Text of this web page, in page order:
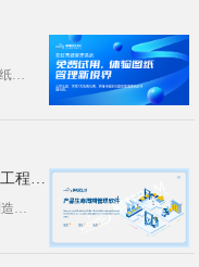
图纸管理流程标准化 从设计到归档全流程规范图纸是制造、建筑、机电等行业的核心技术载体，一套清晰、标准的管理流程，是保障图纸准确···
制造行业PLM解决方案｜智能BOM管理与工程变更控制
制造行业PLM解决方案：BOM管理与变更控制制造企业的产品数据越滚越大，BOM（物料清单）成为最脆弱的环节。一个零部件号出错，···